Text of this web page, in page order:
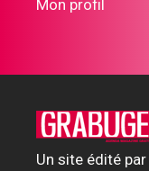
Mon profil
Un site édité